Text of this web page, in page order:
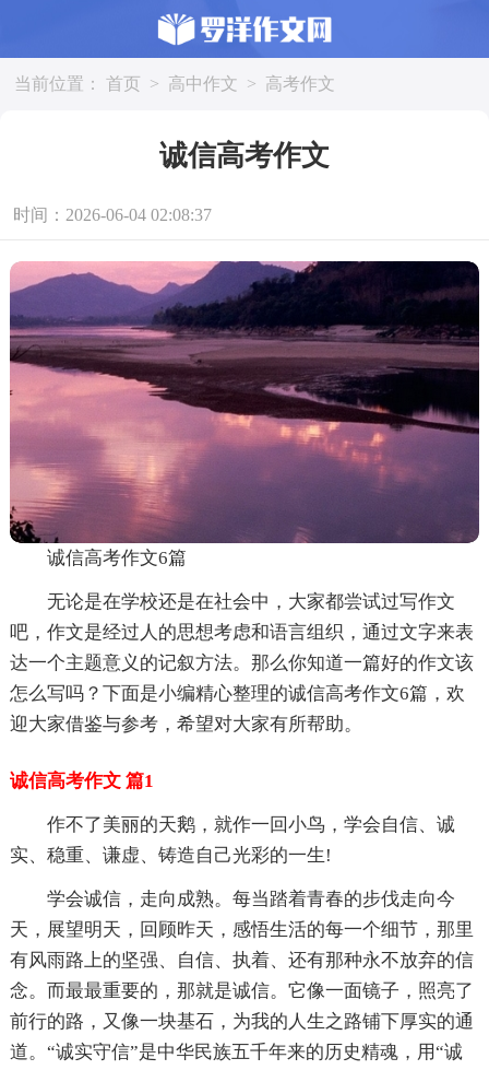
当前位置： 首页 > 高中作文 > 高考作文
诚信高考作文
时间：2026-06-04 02:08:37
诚信高考作文6篇
无论是在学校还是在社会中，大家都尝试过写作文
吧，作文是经过人的思想考虑和语言组织，通过文字来表
达一个主题意义的记叙方法。那么你知道一篇好的作文该
怎么写吗？下面是小编精心整理的诚信高考作文6篇，欢
迎大家借鉴与参考，希望对大家有所帮助。
诚信高考作文 篇1
作不了美丽的天鹅，就作一回小鸟，学会自信、诚
实、稳重、谦虚、铸造自己光彩的一生!
学会诚信，走向成熟。每当踏着青春的步伐走向今
天，展望明天，回顾昨天，感悟生活的每一个细节，那里
有风雨路上的坚强、自信、执着、还有那种永不放弃的信
念。而最最重要的，那就是诚信。它像一面镜子，照亮了
前行的路，又像一块基石，为我的人生之路铺下厚实的通
道。“诚实守信”是中华民族五千年来的历史精魂，用“诚